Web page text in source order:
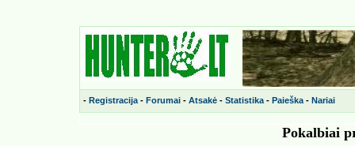
- Registracija - Forumai - Atsakė - Statistika - Paieška - Nariai
Pokalbiai